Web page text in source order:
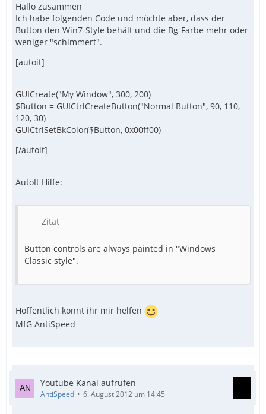
Hallo zusammen
Ich habe folgenden Code und möchte aber, dass der
Button den Win7-Style behält und die Bg-Farbe mehr oder
weniger "schimmert".
[autoit]
GUICreate("My Window", 300, 200)
$Button = GUICtrlCreateButton("Normal Button", 90, 110,
120, 30)
GUICtrlSetBkColor($Button, 0x00ff00)
[/autoit]
AutoIt Hilfe:
Zitat
Button controls are always painted in "Windows
Classic style".
Hoffentlich könnt ihr mir helfen
MfG AntiSpeed
Youtube Kanal aufrufen
AntiSpeed 6. August 2012 um 14:45